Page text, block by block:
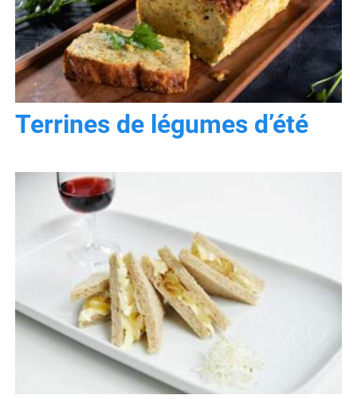
Terrines de légumes d’été